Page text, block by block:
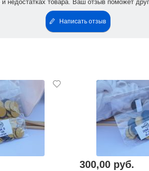
недостатках товара. Ваш отзыв поможет
Написать отзыв
300,00 руб.